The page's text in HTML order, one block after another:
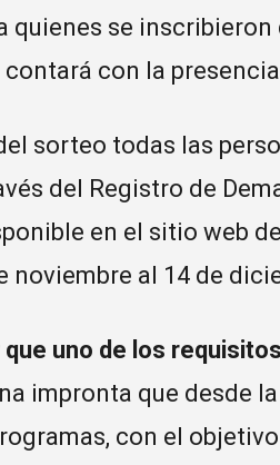
quienes se
contará con la
sorteo todas las
del Registro de
en el sitio web
noviembre al 14 de
uno de los
impronta que desde
con el